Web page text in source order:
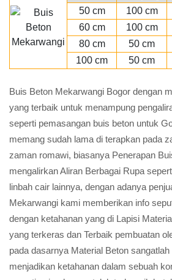
50 cm
100 cm
60 cm
100 cm
80 cm
50 cm
100 cm
50 cm
Buis Beton Mekarwangi Bogor dengan
yang terbaik untuk menampung
seperti pemasangan buis beton untuk
memang sudah lama di terapkan pada
zaman romawi, biasanya Penerapan
mengalirkan Aliran Berbagai Rupa
linbah cair lainnya, dengan adanya
Mekarwangi kami memberikan info
dengan ketahanan yang di Lapisi
yang terkeras dan Terbaik pembuatan
pada dasarnya Material Beton
menjadikan ketahanan dalam sebuah